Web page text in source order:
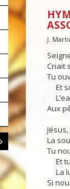
J.
Criait
Tu
Et
Aux
La
Tu
Et
La
Si